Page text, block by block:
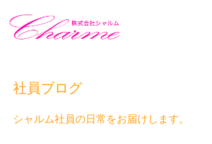
社員ブログ
シャルム社員の日常をお届けします。